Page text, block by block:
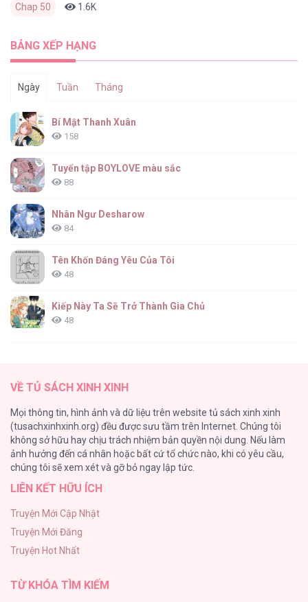
Chap 50 1.6K
BẢNG XẾP HẠNG
Ngày Tuần Tháng
Bí Mật Thanh Xuân
158
Tuyển tập BOYLOVE màu sắc
88
Nhân Ngư Desharow
84
Tên Khốn Đáng Yêu Của Tôi
48
Kiếp Này Ta Sẽ Trở Thành Gia Chủ
48
44
Cash Or Credit
44
BÌNH MINH CHIA CẮT BÓNG ĐÊM
ONESHOT CHỊCH VỒN CHỊCH VÃ
31
VỀ TỦ SÁCH XINH XINH
Mọi thông tin, hình ảnh và dữ liệu trên website tủ sách xinh xinh
(tusachxinhxinh.org) đều được sưu tầm trên Internet. Chúng tôi
không sở hữu hay chịu trách nhiệm bản quyền nội dung. Nếu làm
ảnh hưởng đến cá nhân hoặc bất cứ tổ chức nào, khi có yêu cầu,
chúng tôi sẽ xem xét và gỡ bỏ ngay lập tức.
LIÊN KẾT HỮU ÍCH
Truyện Mới Cập Nhật
Truyện Mới Đăng
Truyện Hot Nhất
TỪ KHÓA TÌM KIẾM